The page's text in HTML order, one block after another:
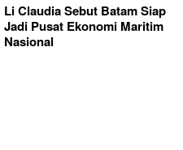
Li Claudia Sebut Batam Siap
Jadi Pusat Ekonomi Maritim
Nasional